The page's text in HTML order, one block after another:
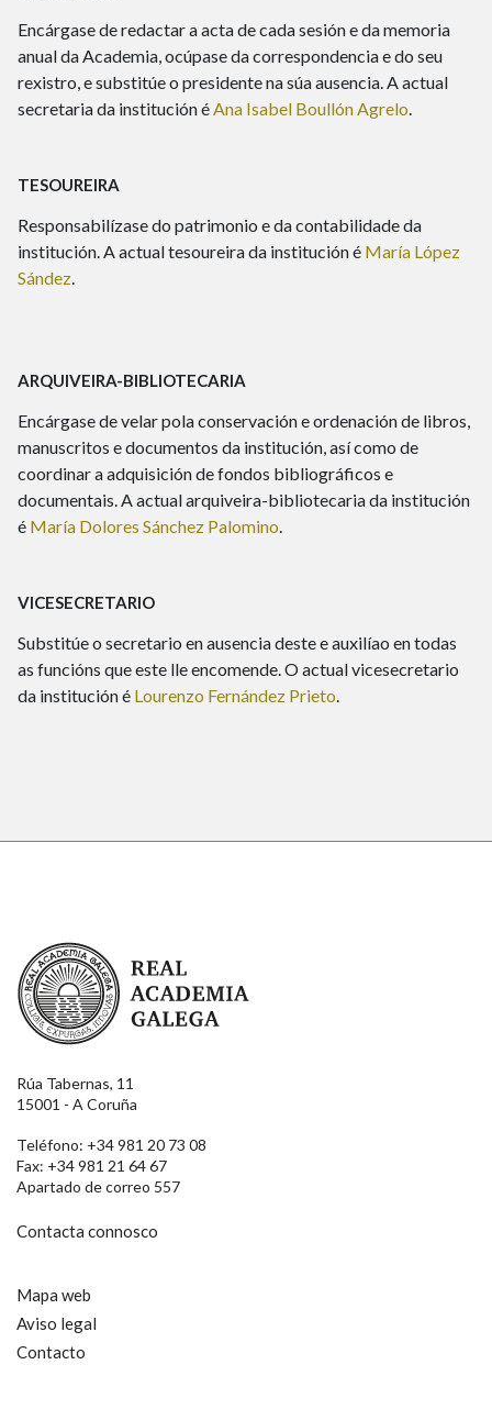
Encárgase de redactar a acta de cada sesión e da memoria
anual da Academia, ocúpase da correspondencia e do seu
rexistro, e substitúe o presidente na súa ausencia. A actual
secretaria da institución éAna Isabel Boullón Agrelo.
TESOUREIRA
Responsabilízase do patrimonio e da contabilidade da
institución. A actual tesoureira da institución é María López
Sández.
ARQUIVEIRA-BIBLIOTECARIA
Encárgase de velar pola conservación e ordenación de libros,
manuscritos e documentos da institución, así como de
coordinar a adquisición de fondos bibliográficos e
documentais. A actual arquiveira-bibliotecaria da institución
é María Dolores Sánchez Palomino.
VICESECRETARIO
Substitúe o secretario en ausencia deste e auxilíao en todas
as funcións que este lle encomende. O actual vicesecretario
da institución é Lourenzo Fernández Prieto.
Real Academia Galega
Rúa Tabernas, 11
15001 - A Coruña
Teléfono: +34 981 20 73 08
Fax: +34 981 21 64 67
Apartado de correo 557
Contacta connosco
Mapa web
Aviso legal
Contacto